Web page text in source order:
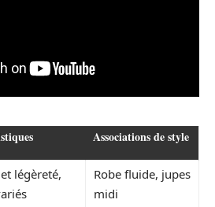
Associations de style
légèreté,
Robe fluide, jupes
midi